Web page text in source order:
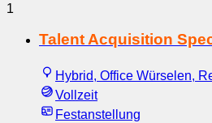
1
Talent Acquisition
Hybrid, Office Würselen,
Vollzeit
Festanstellung